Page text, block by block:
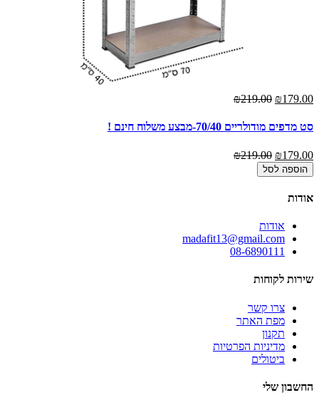
₪179.00
₪219.00
סט מדפים מודולריים 70/40-מבצע משלוח חינם !
₪179.00
₪219.00
הוספה לסל
אודות
אודות
madafit13@gmail.com
08-6890111
שירות לקוחות
צרו קשר
מפת האתר
תקנון
מדיניות הפרטיות
ביטולים
החשבון שלי